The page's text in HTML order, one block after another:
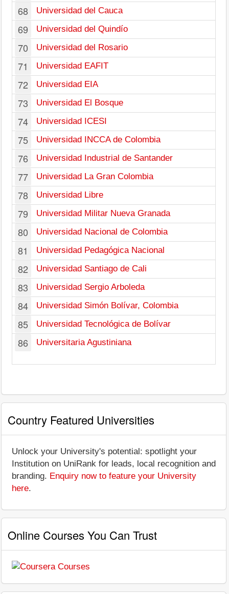
68 Universidad del Cauca
69 Universidad del Quindío
70 Universidad del Rosario
71 Universidad EAFIT
72 Universidad EIA
73 Universidad El Bosque
74 Universidad ICESI
75 Universidad INCCA de Colombia
76 Universidad Industrial de Santander
77 Universidad La Gran Colombia
78 Universidad Libre
79 Universidad Militar Nueva Granada
80 Universidad Nacional de Colombia
81 Universidad Pedagógica Nacional
82 Universidad Santiago de Cali
83 Universidad Sergio Arboleda
84 Universidad Simón Bolívar, Colombia
85 Universidad Tecnológica de Bolívar
86 Universitaria Agustiniana
Country Featured Universities
Unlock your University's potential: spotlight your
Institution on UniRank for leads, local recognition and
branding. Enquiry now to feature your University
here.
Online Courses You Can Trust